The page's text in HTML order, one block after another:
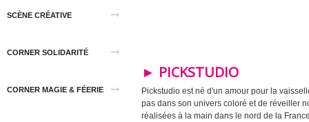
SCÈNE CRÉATIVE
CORNER SOLIDARITÉ
CORNER MAGIE & FÉERIE
► PICKSTUDIO
Pickstudio est né d'un amour pour la
pas dans son univers coloré et de réveiller
réalisées à la main dans le nord de la